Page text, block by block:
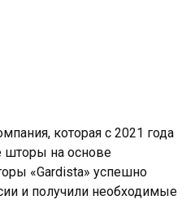
которая с 2021 года
шторы на основе
«Gardista» успешно
и получили необходимые